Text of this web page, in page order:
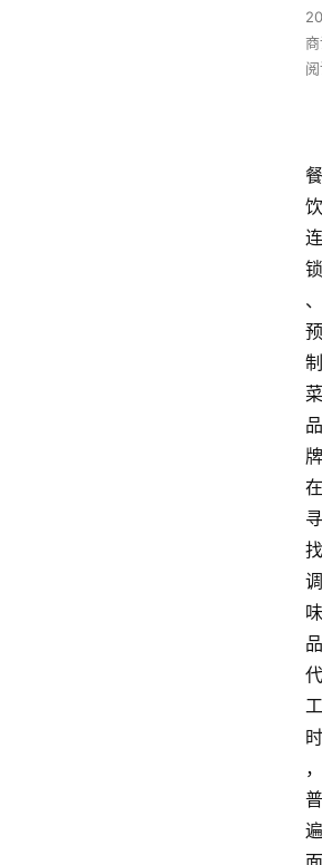
餐
饮
连
锁
、
预
制
菜
品
牌
在
寻
找
调
味
品
代
工
时
，
普
遍